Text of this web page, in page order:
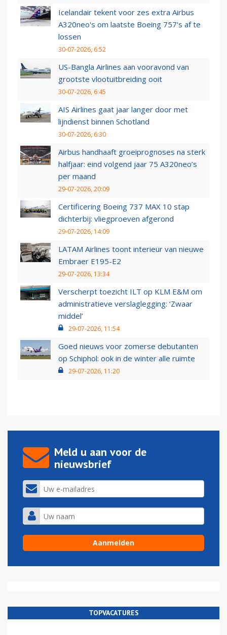
Icelandair tekent voor zes extra Airbus
A320neo's om laatste Boeing 757's af te
lossen
30-07-2026, 6:52
US-Bangla Airlines aan vooravond van
grootste vlootuitbreiding ooit
30-07-2026, 6:45
AIS Airlines gaat jaar langer door met
lijndienst binnen Schotland
30-07-2026, 6:30
Airbus handhaaft groeiprognoses na sterk
halfjaar: eind volgend jaar 75 A320neo’s
per maand
29-07-2026, 20:09
Certificering Boeing 737 MAX 10 stap
dichterbij: vliegproeven afgerond
29-07-2026, 14:09
LATAM Airlines toont interieur van nieuwe
Embraer E195-E2
29-07-2026, 13:34
Verscherpt toezicht ILT op KLM E&M om
administratieve verslaglegging: ‘Zwaar
middel’
29-07-2026, 11:54
Goed nieuws voor zomerse debutanten
op Schiphol: ook in de winter alle ruimte
29-07-2026, 11:20
Meld u aan voor de
nieuwsbrief
TOPVACATURES